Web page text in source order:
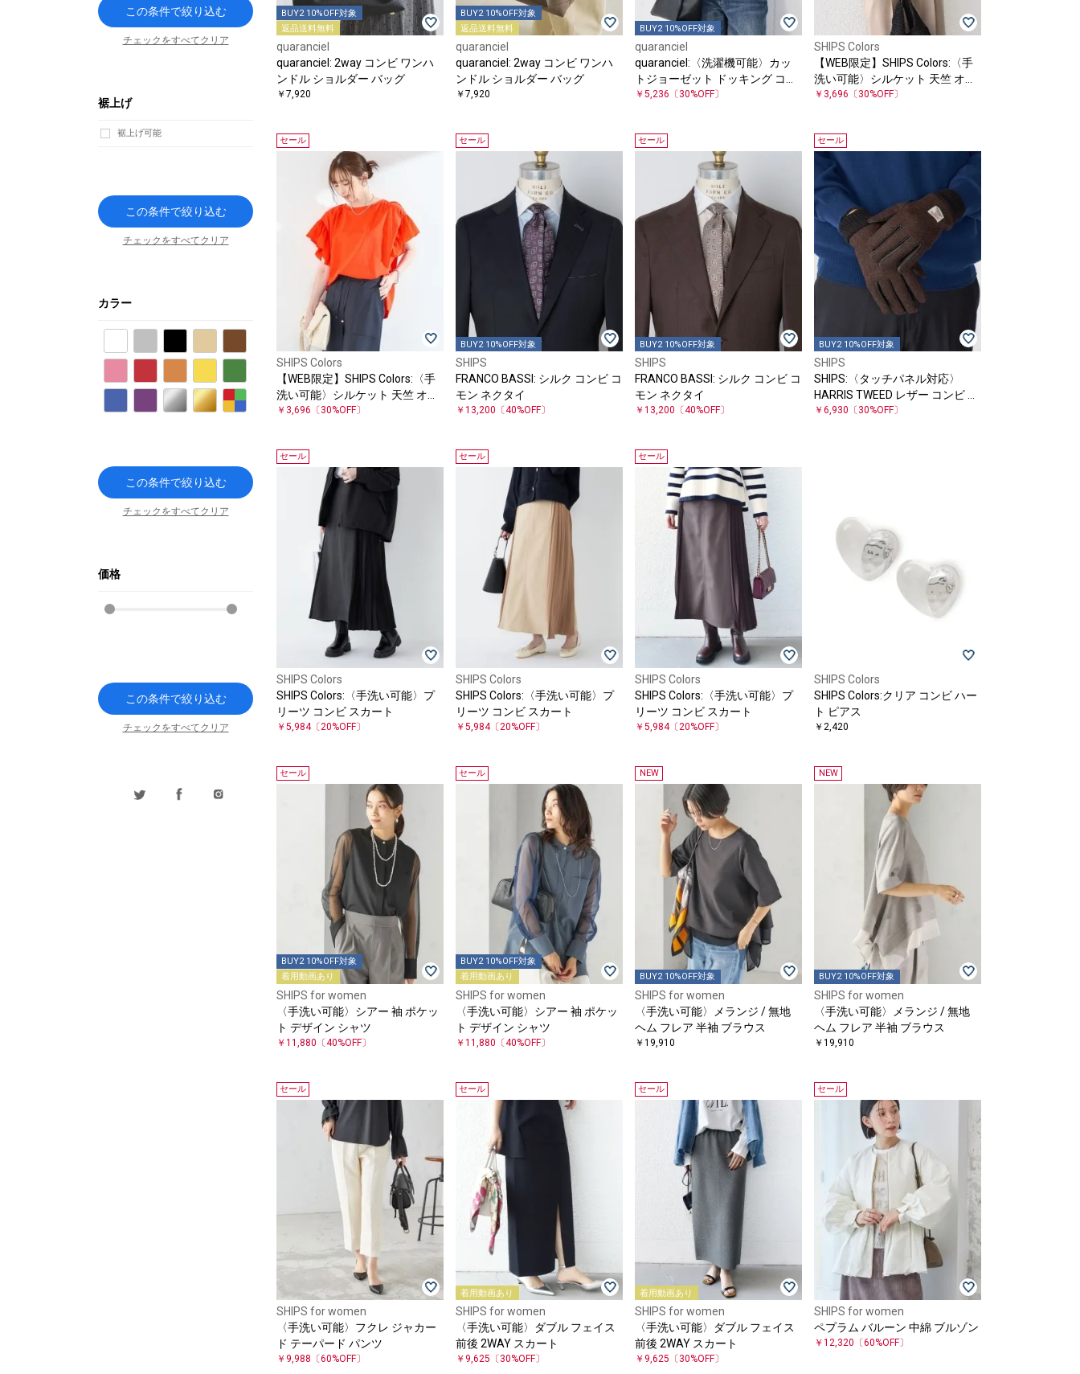
BUY2 10%OFF対象
返品送料無料
quaranciel
quaranciel: 2way コンビ ワンハ
ンドル ショルダー バッグ
￥7,920
BUY2 10%OFF対象
返品送料無料
quaranciel
quaranciel: 2way コンビ ワンハ
ンドル ショルダー バッグ
￥7,920
BUY2 10%OFF対象
quaranciel
quaranciel:〈洗濯機可能〉カッ
トジョーゼット ドッキング コル
セット プルオーバー
￥5,236 〔30%OFF〕
SHIPS Colors
【WEB限定】SHIPS Colors:〈手
洗い可能〉シルケット 天竺 オー
バー トップス◇
￥3,696 〔30%OFF〕
セール
SHIPS Colors
【WEB限定】SHIPS Colors:〈手
洗い可能〉シルケット 天竺 オー
バー トップス◇
￥3,696 〔30%OFF〕
セール
BUY2 10%OFF対象
SHIPS
FRANCO BASSI: シルク コンビ コ
モン ネクタイ
￥13,200 〔40%OFF〕
セール
BUY2 10%OFF対象
SHIPS
FRANCO BASSI: シルク コンビ コ
モン ネクタイ
￥13,200 〔40%OFF〕
セール
BUY2 10%OFF対象
SHIPS
SHIPS:〈タッチパネル対応〉
HARRIS TWEED レザー コンビ グ
ローブ
￥6,930 〔30%OFF〕
セール
SHIPS Colors
SHIPS Colors:〈手洗い可能〉プ
リーツ コンビ スカート
￥5,984〔20%OFF〕
セール
SHIPS Colors
SHIPS Colors:〈手洗い可能〉プ
リーツ コンビ スカート
￥5,984〔20%OFF〕
セール
SHIPS Colors
SHIPS Colors:〈手洗い可能〉プ
リーツ コンビ スカート
￥5,984〔20%OFF〕
SHIPS Colors
SHIPS Colors:クリア コンビ ハー
ト ピアス
￥2,420
セール
BUY2 10%OFF対象
着用動画あり
SHIPS for women
〈手洗い可能〉シアー 袖 ポケッ
ト デザイン シャツ
￥11,880 〔40%OFF〕
セール
BUY2 10%OFF対象
着用動画あり
SHIPS for women
〈手洗い可能〉シアー 袖 ポケッ
ト デザイン シャツ
￥11,880 〔40%OFF〕
NEW
BUY2 10%OFF対象
SHIPS for women
〈手洗い可能〉メランジ / 無地
ヘム フレア 半袖 ブラウス
￥19,910
NEW
BUY2 10%OFF対象
SHIPS for women
〈手洗い可能〉メランジ / 無地
ヘム フレア 半袖 ブラウス
￥19,910
セール
SHIPS for women
〈手洗い可能〉フクレ ジャカー
ド テーパード パンツ
￥9,988 〔60%OFF〕
セール
着用動画あり
SHIPS for women
〈手洗い可能〉ダブル フェイス
前後 2WAY スカート
￥9,625 〔30%OFF〕
セール
着用動画あり
SHIPS for women
〈手洗い可能〉ダブル フェイス
前後 2WAY スカート
￥9,625 〔30%OFF〕
セール
SHIPS for women
ペプラム バルーン 中綿 ブルゾン
￥12,320 〔60%OFF〕
この条件で絞り込む
チェックをすべてクリア
裾上げ
裾上げ可能
この条件で絞り込む
チェックをすべてクリア
カラー
パープル シルバー ゴールド
この条件で絞り込む
チェックをすべてクリア
価格
この条件で絞り込む
チェックをすべてクリア